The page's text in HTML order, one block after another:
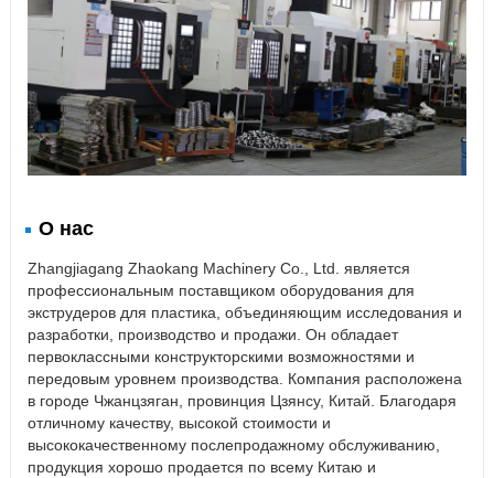
О нас
Zhangjiagang Zhaokang Machinery Co., Ltd. является
профессиональным поставщиком оборудования для
экструдеров для пластика, объединяющим исследования и
разработки, производство и продажи. Он обладает
первоклассными конструкторскими возможностями и
передовым уровнем производства. Компания расположена
в городе Чжанцзяган, провинция Цзянсу, Китай. Благодаря
отличному качеству, высокой стоимости и
высококачественному послепродажному обслуживанию,
продукция хорошо продается по всему Китаю и